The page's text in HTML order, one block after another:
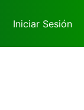
Iniciar Sesión